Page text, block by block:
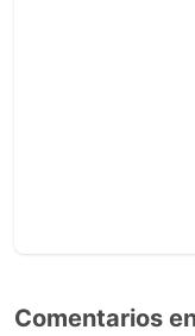
Comentarios